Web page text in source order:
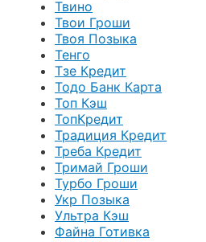
Твино
Твои Гроши
Твоя Позыка
Тенго
Тзе Кредит
Тодо Банк Карта
Топ Кэш
ТопКредит
Традиция Кредит
Треба Кредит
Тримай Гроши
Турбо Гроши
Укр Позыка
Ультра Кэш
Файна Готивка